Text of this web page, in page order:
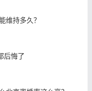
维持多久？
后悔了